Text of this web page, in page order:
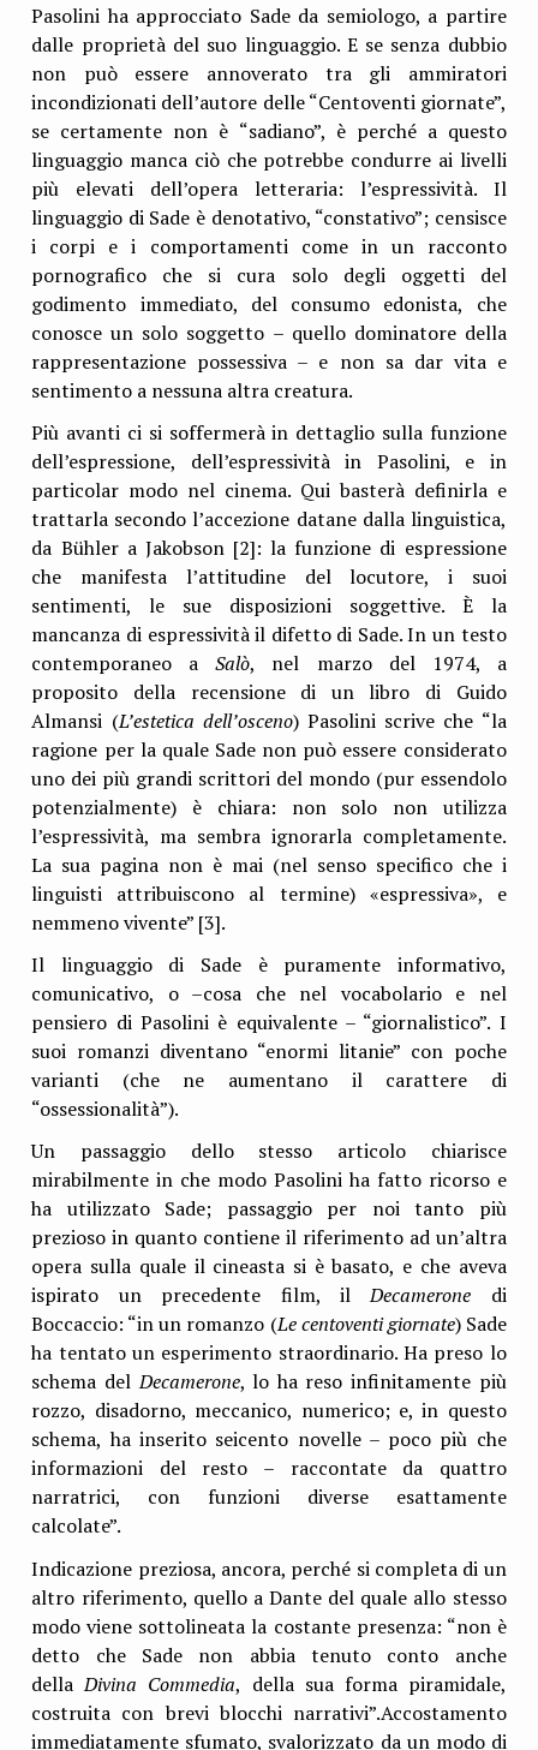
Pasolini ha approcciato Sade da semiologo, a partire
dalle proprietà del suo linguaggio. E se senza dubbio
non può essere annoverato tra gli ammiratori
incondizionati dell’autore delle “Centoventi giornate”,
se certamente non è “sadiano”, è perché a questo
linguaggio manca ciò che potrebbe condurre ai livelli
più elevati dell’opera letteraria: l’espressività. Il
linguaggio di Sade è denotativo, “constativo”; censisce
i corpi e i comportamenti come in un racconto
pornografico che si cura solo degli oggetti del
godimento immediato, del consumo edonista, che
conosce un solo soggetto – quello dominatore della
rappresentazione possessiva – e non sa dar vita e
sentimento a nessuna altra creatura.
Più avanti ci si soffermerà in dettaglio sulla funzione
dell’espressione, dell’espressività in Pasolini, e in
particolar modo nel cinema. Qui basterà definirla e
trattarla secondo l’accezione datane dalla linguistica,
da Bühler a Jakobson [2]: la funzione di espressione
che manifesta l’attitudine del locutore, i suoi
sentimenti, le sue disposizioni soggettive. È la
mancanza di espressività il difetto di Sade. In un testo
contemporaneo aSalò, nel marzo del 1974, a
proposito della recensione di un libro di Guido
Almansi (L’estetica dell’osceno) Pasolini scrive che “la
ragione per la quale Sade non può essere considerato
uno dei più grandi scrittori del mondo (pur essendolo
potenzialmente) è chiara: non solo non utilizza
l’espressività, ma sembra ignorarla completamente.
La sua pagina non è mai (nel senso specifico che i
linguisti attribuiscono al termine) «espressiva», e
nemmeno vivente” [3].
Il linguaggio di Sade è puramente informativo,
comunicativo, o –cosa che nel vocabolario e nel
pensiero di Pasolini è equivalente – “giornalistico”. I
suoi romanzi diventano “enormi litanie” con poche
varianti (che ne aumentano il carattere di
“ossessionalità”).
Un passaggio dello stesso articolo chiarisce
mirabilmente in che modo Pasolini ha fatto ricorso e
ha utilizzato Sade; passaggio per noi tanto più
prezioso in quanto contiene il riferimento ad un’altra
opera sulla quale il cineasta si è basato, e che aveva
ispirato un precedente film, ilDecamerone di
Boccaccio: “in un romanzo (Le centoventi giornate) Sade
ha tentato un esperimento straordinario. Ha preso lo
schema delDecamerone, lo ha reso infinitamente più
rozzo, disadorno, meccanico, numerico; e, in questo
schema, ha inserito seicento novelle – poco più che
informazioni del resto – raccontate da quattro
narratrici, con funzioni diverse esattamente
calcolate”.
Indicazione preziosa, ancora, perché si completa di un
altro riferimento, quello a Dante del quale allo stesso
modo viene sottolineata la costante presenza: “non è
detto che Sade non abbia tenuto conto anche
della Divina Commedia, della sua forma piramidale,
costruita con brevi blocchi narrativi”.Accostamento
immediatamente sfumato, svalorizzato da un modo di